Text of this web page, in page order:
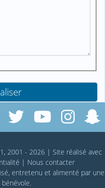
2001 - 2026 | Site réalisé avec
| Nous contacter
entretenu et alimenté par une